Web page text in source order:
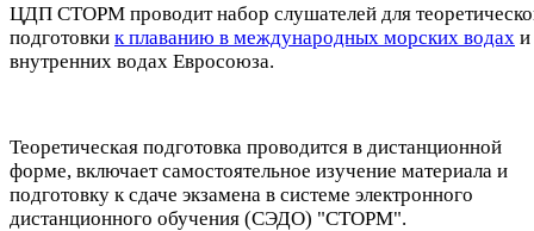
ЦДП СТОРМ проводит набор слушателей для
подготовки к плаванию в международных морских водах и
внутренних водах Евросоюза.
Теоретическая подготовка проводится в дистанционной
форме, включает самостоятельное изучение материала и
подготовку к сдаче экзамена в системе электронного
дистанционного обучения (СЭДО) "СТОРМ".